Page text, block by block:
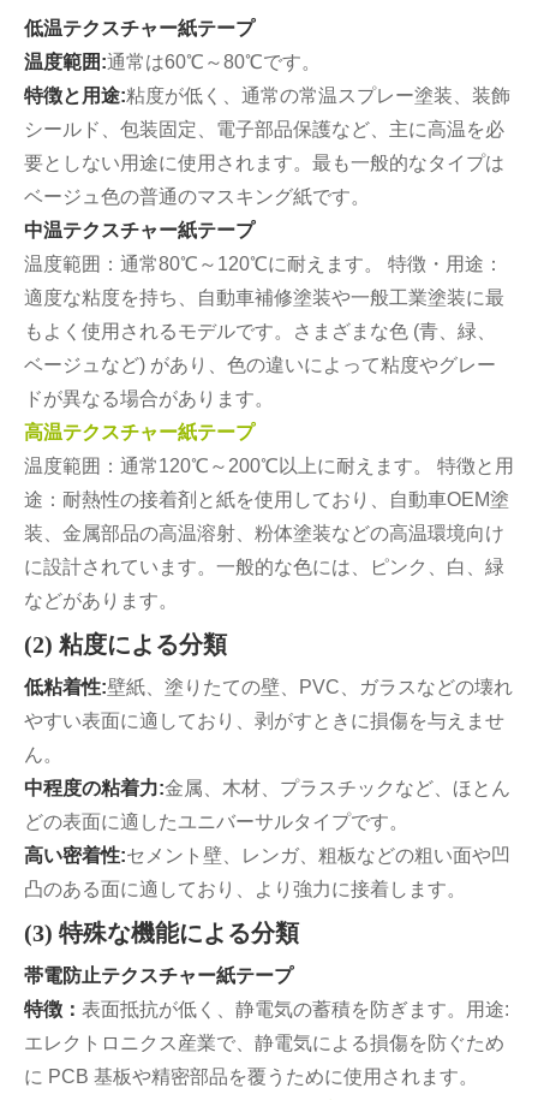
低温テクスチャー紙テープ
温度範囲:通常は60℃～80℃です。
特徴と用途:粘度が低く、通常の常温スプレー塗装、装飾
シールド、包装固定、電子部品保護など、主に高温を必
要としない用途に使用されます。最も一般的なタイプは
ベージュ色の普通のマスキング紙です。
中温テクスチャー紙テープ
温度範囲：通常80℃～120℃に耐えます。 特徴・用途：
適度な粘度を持ち、自動車補修塗装や一般工業塗装に最
もよく使用されるモデルです。さまざまな色 (青、緑、
ベージュなど) があり、色の違いによって粘度やグレー
ドが異なる場合があります。
高温テクスチャー紙テープ
温度範囲：通常120℃～200℃以上に耐えます。 特徴と用
途：耐熱性の接着剤と紙を使用しており、自動車OEM塗
装、金属部品の高温溶射、粉体塗装などの高温環境向け
に設計されています。一般的な色には、ピンク、白、緑
などがあります。
(2) 粘度による分類
低粘着性:壁紙、塗りたての壁、PVC、ガラスなどの壊れ
やすい表面に適しており、剥がすときに損傷を与えませ
ん。
中程度の粘着力:金属、木材、プラスチックなど、ほとん
どの表面に適したユニバーサルタイプです。
高い密着性:セメント壁、レンガ、粗板などの粗い面や凹
凸のある面に適しており、より強力に接着します。
(3) 特殊な機能による分類
帯電防止テクスチャー紙テープ
特徴： 表面抵抗が低く、静電気の蓄積を防ぎます。用途:
エレクトロニクス産業で、静電気による損傷を防ぐため
に PCB 基板や精密部品を覆うために使用されます。